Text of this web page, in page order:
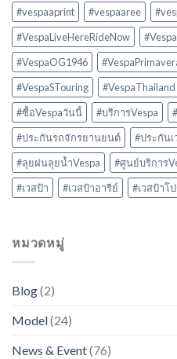
#vespaaprint #vespaaree
#VespaLiveHereRideNow
#VespaOG1946
#VespaSTouring
#VespaThailand
#ซื้อVespaวันนี้
#บริการVespa
#ประกันรถจักรยานยนต์
#ประกันเ
#ลุยฝนลุยน้ำVespa
#ศูนย์บริการ
#เวสป้า
#เวสป้าอารีย์ #เวสป้าโ
หมวดหมู่
Blog(2)
Model(24)
News & Event(76)